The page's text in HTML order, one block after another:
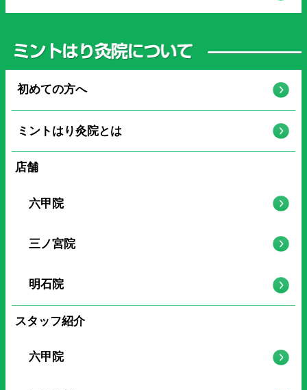
初めての方へ
ミントはり灸院とは
店舗
六甲院
三ノ宮院
明石院
スタッフ紹介
六甲院